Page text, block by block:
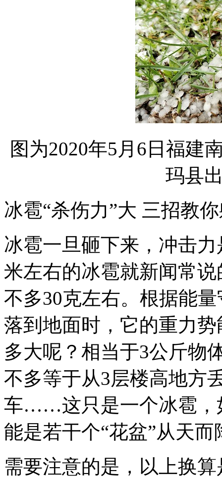
图为2020年5月6日福建
玛县
冰雹“杀伤力”大 三招教
冰雹一旦砸下来，冲击
米左右的冰雹就新闻常
不多30克左右。根据能
落到地面时，它的重力
多大呢？相当于3公斤物
不多等于从3层楼高地方
车……这只是一个冰雹，
能是若干个“花盆”从天而
需要注意的是，以上换